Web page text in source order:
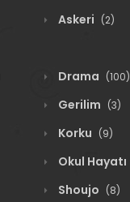
Askeri (2)
Drama (100)
Gerilim (3)
Korku (9)
Okul Hayatı
Shoujo (8)